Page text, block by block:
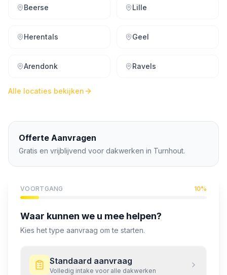
Beerse Lille
Herentals Geel
Arendonk Ravels
Alle locaties bekijken
Offerte Aanvragen
Gratis en vrijblijvend voor dakwerken in Turnhout.
VOORTGANG 10%
Waar kunnen we u mee helpen?
Kies het type aanvraag om te starten.
Standaard aanvraag
Volledig intake voor alle dakwerken